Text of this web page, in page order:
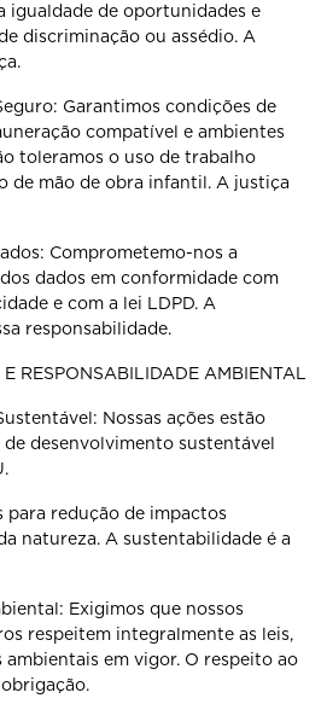
igualdade de oportunidades e
discriminação ou assédio. A
Garantimos condições de
compatível e ambientes
toleramos o uso de trabalho
de mão de obra infantil. A justiça
Comprometemo-nos a
dos dados em conformidade com
e com a lei LDPD. A
responsabilidade.
RESPONSABILIDADE AMBIENTAL
Nossas ações estão
desenvolvimento sustentável
para redução de impactos
natureza. A sustentabilidade é a
Exigimos que nossos
respeitem integralmente as leis,
ambientais em vigor. O respeito ao